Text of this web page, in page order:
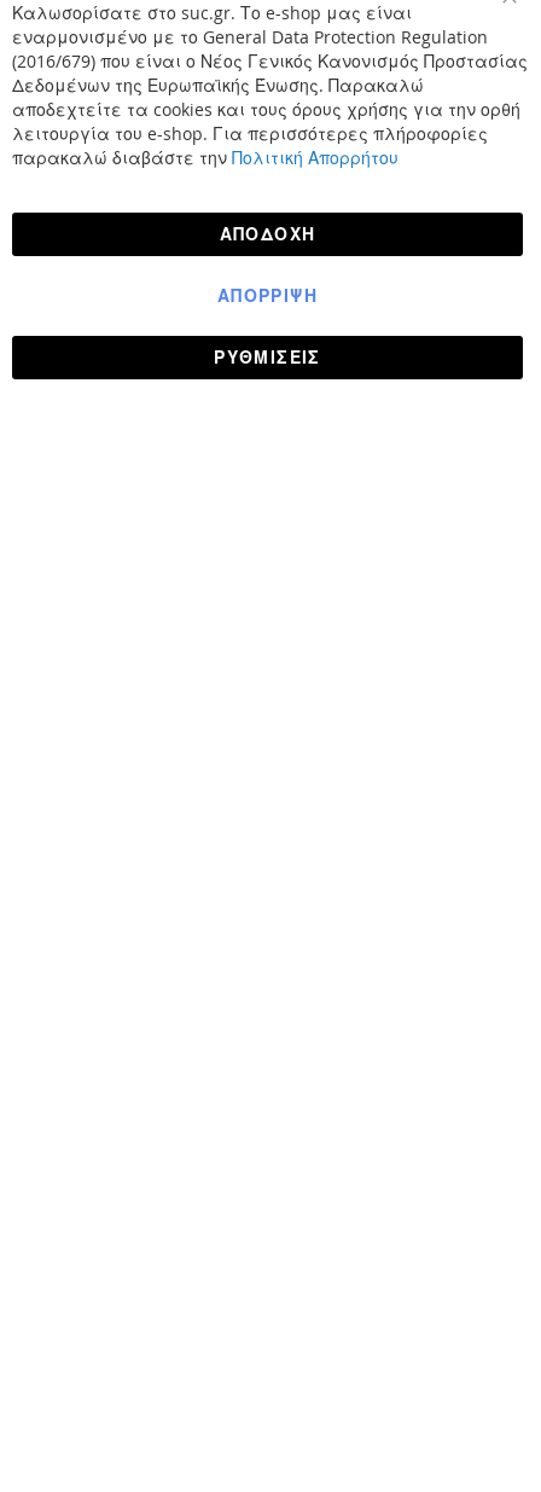
Καλωσορίσατε στο suc.gr. Το e-shop μας είναι
εναρμονισμένο με το General Data Protection Regulation
(2016/679) που είναι ο Νέος Γενικός Κανονισμός Προστασίας
Δεδομένων της Ευρωπαϊκής Ένωσης. Παρακαλώ
αποδεχτείτε τα cookies και τους όρους χρήσης για την ορθή
λειτουργία του e-shop. Για περισσότερες πλήροφορίες
παρακαλώ διαβάστε την Πολιτική Απορρήτου
ΑΠΟΔΟΧΉ
ΡΥΘΜΊΣΕΙΣ
ΑΠΌΡΡΙΨΗ